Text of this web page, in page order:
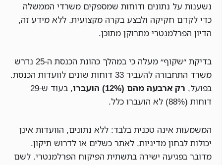
נשענות על נתונים ודוחות שמספקים משרדי הממשלה
כדי לקדם חקיקה ולבצע בקרה מקצועית. ללא מידע זה,
הדיון הפרלמנטרי מתרוקן מתוכן.
בדיקת ״שקוף״ מעלה כי במהלך כהונת הכנסת ה-25 נדרש
משרד התחבורה להעביר 33 דוחות שונים לוועדות הכנסת.
בפועל, רק ארבעה מהם (12%) הועברו
, בעוד ש-29
דוחות (88%) לא הועברו כלל.
המשמעות אינה טכנית בלבד: ללא נתונים, הוועדות אינן
יכולות לבחון מדיניות, לאתר כשלים או לדרוש תיקון.
מדובר בפגיעה ישירה בתשתית הפיקוח הפרלמנטרי. לשם